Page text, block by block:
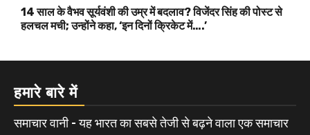
14 साल के वैभव सूर्यवंशी की उम्र में बदलाव? विजेंदर सिंह की पोस्ट से
हलचल मची; उन्होंने कहा, ‘इन दिनों क्रिकेट में….’
हमारे बारे में
समाचार वानी - यह भारत का सबसे तेजी से बढ़ने वाला एक समाचार